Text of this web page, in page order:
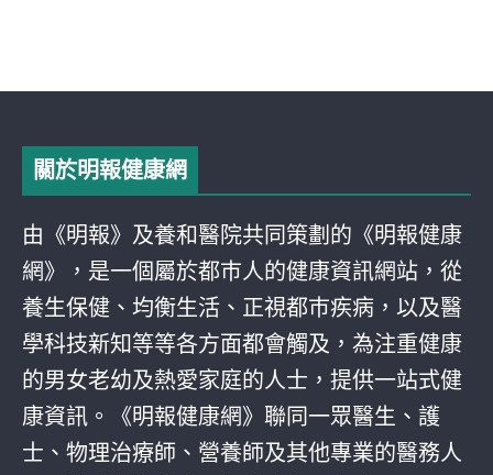
關於明報健康網
由《明報》及養和醫院共同策劃的《明報健康
網》，是一個屬於都巿人的健康資訊網站，從
養生保健、均衡生活、正視都巿疾病，以及醫
學科技新知等等各方面都會觸及，為注重健康
的男女老幼及熱愛家庭的人士，提供一站式健
康資訊。《明報健康網》聯同一眾醫生、護
士、物理治療師、營養師及其他專業的醫務人